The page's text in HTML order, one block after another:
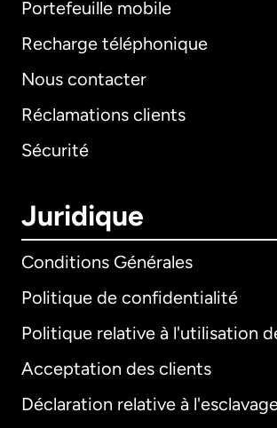
Portefeuille mobile
Recharge téléphonique
Nous contacter
Réclamations clients
Sécurité
Juridique
Conditions Générales
Politique de confidentialité
Politique relative à l'utilisation
Acceptation des clients
Déclaration relative à